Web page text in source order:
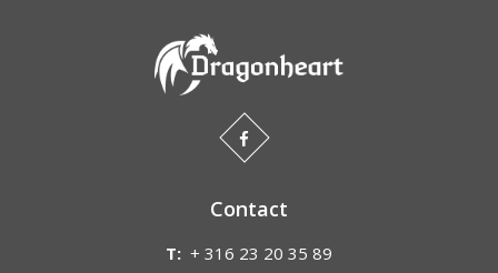
Contact
T: + 316 23 20 35 89